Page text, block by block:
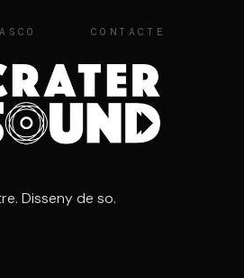
CONTACTE
Disseny de so.